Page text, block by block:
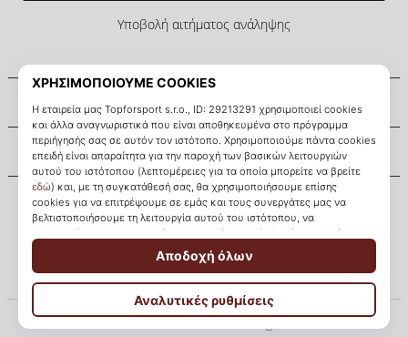
KICKZ.gr
Σχετικά μ' εμάς
Εξυπηρέτηση πελατών
Υποβολή αιτήματος ανάληψης